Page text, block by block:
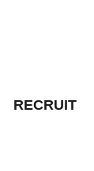
RECRUIT